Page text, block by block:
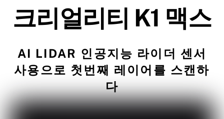
크리얼리티 K1 맥스
AI LIDAR 인공지능 라이더 센서
사용으로 첫번째 레이어를 스캔하
다